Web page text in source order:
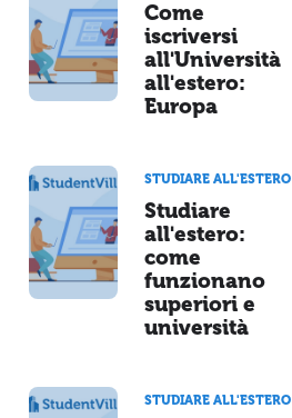
Come
iscriversi
all'Università
all'estero:
Europa
STUDIARE ALL'ESTERO
Studiare
all'estero:
come
funzionano
superiori e
università
STUDIARE ALL'ESTERO